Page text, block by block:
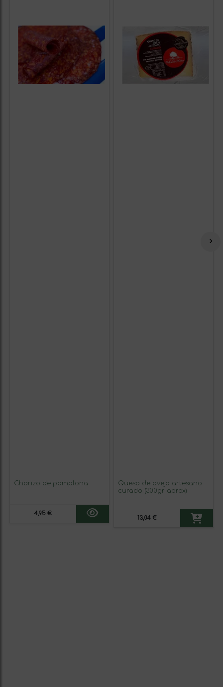
Chorizo de pamplona
4,95 €
Queso de oveja artesano
curado (300gr aprox)
13,04 €